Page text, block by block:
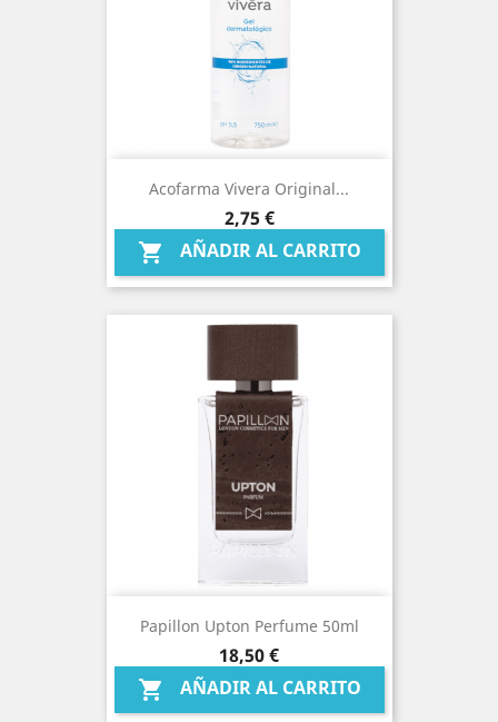
Acofarma Vivera Original...
Precio
2,75 €
 AÑADIR AL CARRITO
Papillon Upton Perfume 50ml
Precio
18,50 €
 AÑADIR AL CARRITO